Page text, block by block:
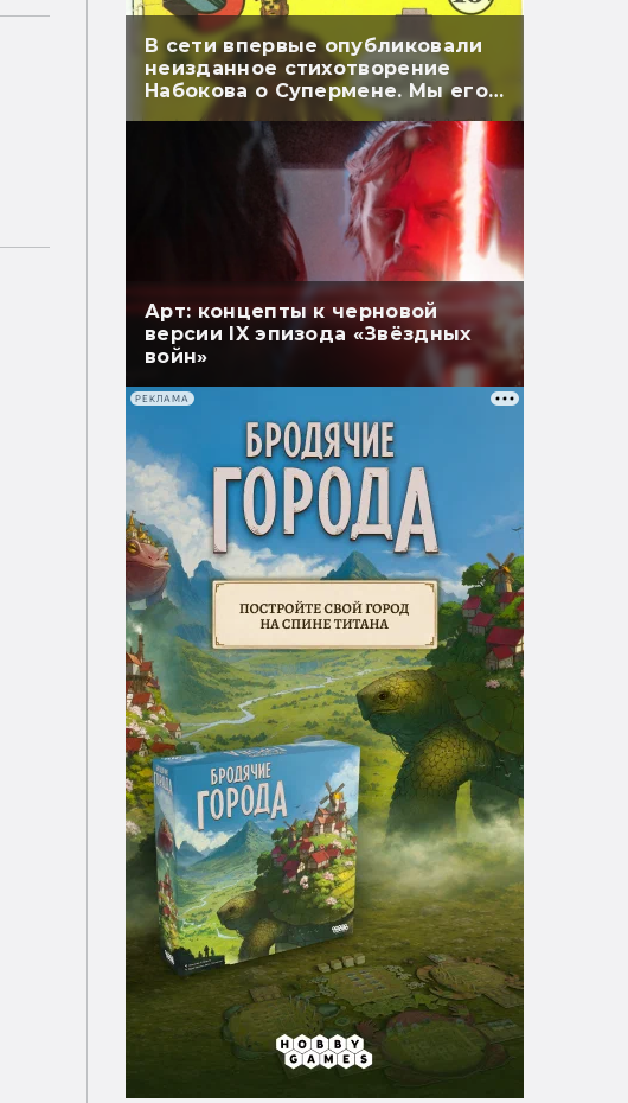
В сети впервые опубликовали
неизданное стихотворение
Набокова о Супермене. Мы его
перевели
Арт: концепты к черновой
версии IX эпизода «Звёздных
войн»
РЕКЛАМА